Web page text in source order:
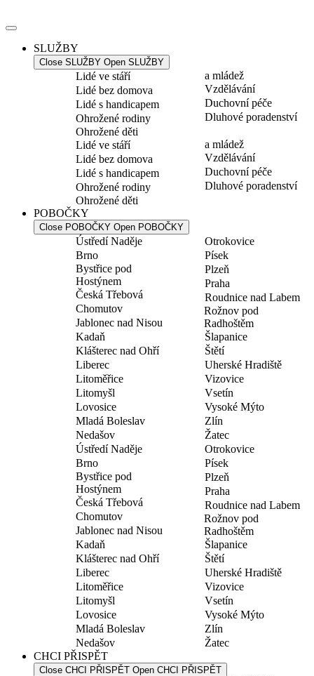
k
SLUŽBY
Close SLUŽBY Open SLUŽBY
Lidé ve stáří
Lidé bez domova
Lidé s handicapem
Ohrožené rodiny
Ohrožené děti
a mládež
Vzdělávání
Duchovní péče
Dluhové poradenství
Lidé ve stáří
Lidé bez domova
Lidé s handicapem
Ohrožené rodiny
Ohrožené děti
a mládež
Vzdělávání
Duchovní péče
Dluhové poradenství
POBOČKY
Close POBOČKY Open POBOČKY
Ústředí Naděje
Brno
Bystřice pod
Hostýnem
Česká Třebová
Chomutov
Jablonec nad Nisou
Kadaň
Klášterec nad Ohří
Liberec
Litoměřice
Litomyšl
Lovosice
Mladá Boleslav
Nedašov
Otrokovice
Písek
Plzeň
Praha
Roudnice nad Labem
Rožnov pod
Radhoštěm
Šlapanice
Štětí
Uherské Hradiště
Vizovice
Vsetín
Vysoké Mýto
Zlín
Žatec
Ústředí Naděje
Brno
Bystřice pod
Hostýnem
Česká Třebová
Chomutov
Jablonec nad Nisou
Kadaň
Klášterec nad Ohří
Liberec
Litoměřice
Litomyšl
Lovosice
Mladá Boleslav
Nedašov
Otrokovice
Písek
Plzeň
Praha
Roudnice nad Labem
Rožnov pod
Radhoštěm
Šlapanice
Štětí
Uherské Hradiště
Vizovice
Vsetín
Vysoké Mýto
Zlín
Žatec
CHCI PŘISPĚT
Close CHCI PŘISPĚT Open CHCI PŘISPĚT